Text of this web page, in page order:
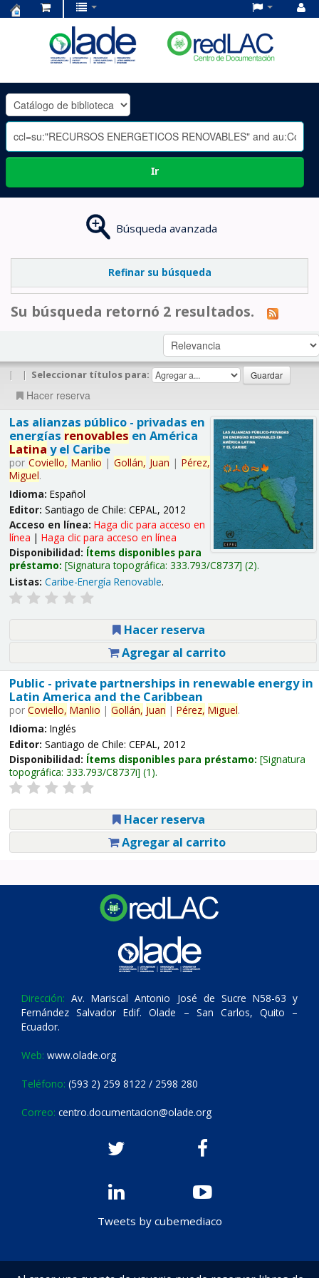
OLADE
-
Ir
Búsqueda avanzada
Refinar su búsqueda
Su búsqueda retornó 2 resultados.
| | Seleccionar títulos para:
Hacer reserva
Las alianzas público - privadas en
energías renovables en América
Latina y el Caribe
por Coviello, Manlio | Gollán, Juan | Pérez,
Miguel.
Idioma: Español
Editor: Santiago de Chile: CEPAL, 2012
Acceso en línea: Haga clic para acceso en
línea | Haga clic para acceso en línea
Disponibilidad: Ítems disponibles para
préstamo: Signatura topográfica: 333.793/C8737 (2).
Listas: Caribe-Energía Renovable.
Hacer reserva
Agregar al carrito
Public - private partnerships in renewable energy in
Latin America and the Caribbean
por Coviello, Manlio | Gollán, Juan | Pérez, Miguel.
Idioma: Inglés
Editor: Santiago de Chile: CEPAL, 2012
Disponibilidad: Ítems disponibles para préstamo: Signatura
topográfica: 333.793/C8737i (1).
Hacer reserva
Agregar al carrito
Dirección: Av. Mariscal Antonio José de Sucre N58-63 y
Fernández Salvador Edif. Olade – San Carlos, Quito –
Ecuador.
Web: www.olade.org
Teléfono: (593 2) 259 8122 / 2598 280
Correo: centro.documentacion@olade.org
Tweets by cubemediaco